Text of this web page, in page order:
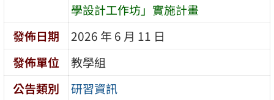
學設計工作坊」實施計畫
發佈日期
2026 年 6 月 11 日
發佈單位
教學組
公告類別
研習資訊